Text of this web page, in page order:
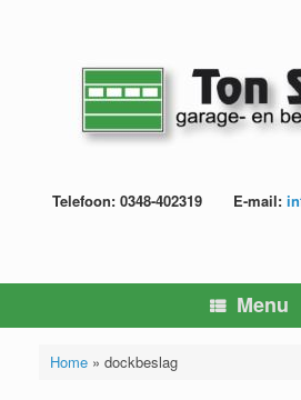
Telefoon: 0348-402319 E-mail:
Menu
Home» dockbeslag